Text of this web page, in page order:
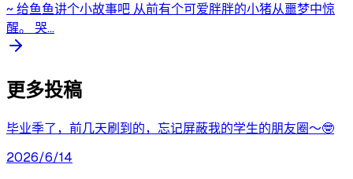
~ 给鱼鱼讲个小故事吧 从前有个可爱胖胖的小猪从噩梦中惊
醒。 哭...
更多投稿
毕业季了，前几天刷到的，忘记屏蔽我的学生的朋友圈～🤓
2026/6/14